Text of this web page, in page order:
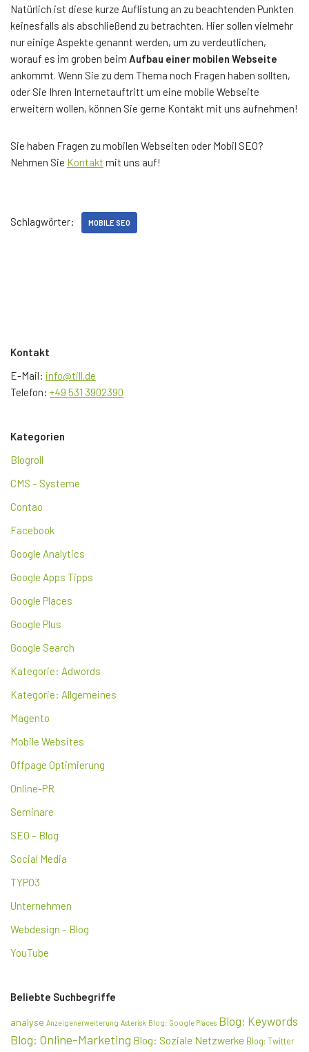
Natürlich ist diese kurze Auflistung an zu beachtenden Punkten
keinesfalls als abschließend zu betrachten. Hier sollen vielmehr
nur einige Aspekte genannt werden, um zu verdeutlichen,
worauf es im groben beim Aufbau einer mobilen Webseite
ankommt. Wenn Sie zu dem Thema noch Fragen haben sollten,
oder Sie Ihren Internetauftritt um eine mobile Webseite
erweitern wollen, können Sie gerne Kontakt mit uns aufnehmen!
Sie haben Fragen zu mobilen Webseiten oder Mobil SEO?
Nehmen Sie Kontakt mit uns auf!
Schlagwörter: MOBILE SEO
Kontakt
E-Mail: info@till.de
Telefon: +49 531 3902390
Kategorien
Blogroll
CMS – Systeme
Contao
Facebook
Google Analytics
Google Apps Tipps
Google Places
Google Plus
Google Search
Kategorie: Adwords
Kategorie: Allgemeines
Magento
Mobile Websites
Offpage Optimierung
Online-PR
Seminare
SEO – Blog
Social Media
TYPO3
Unternehmen
Webdesign – Blog
YouTube
Beliebte Suchbegriffe
analyse Anzeigenerweiterung Asterisk Blog: Google Places Blog: Keywords
Blog: Online-Marketing Blog: Soziale Netzwerke Blog: Twitter